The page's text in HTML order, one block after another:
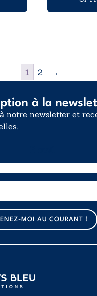
1 2 →
à la
notre newsletter et
MOI AU COURANT !